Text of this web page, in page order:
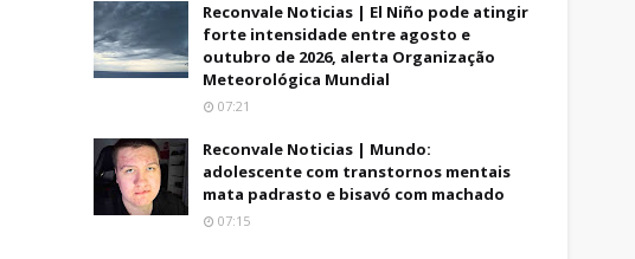
Reconvale Noticias | El Niño pode atingir
forte intensidade entre agosto e
outubro de 2026, alerta Organização
Meteorológica Mundial
07:21
Reconvale Noticias | Mundo:
adolescente com transtornos mentais
mata padrasto e bisavó com machado
07:15